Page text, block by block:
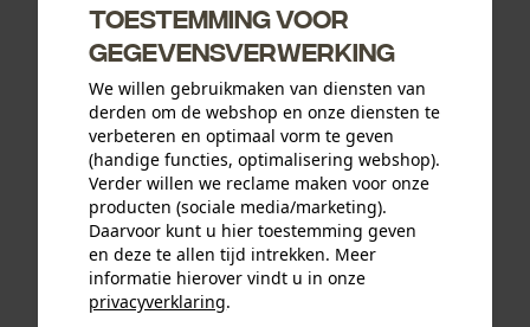
Oregon ringtandwiel 325, 7
tanden incl. aandrijfring bijv.
geschikt voor Jonsered
PSS functionele jas X-treme
Toestemming voor
gegevensverwerking
We willen gebruikmaken van diensten van
derden om de webshop en onze diensten te
verbeteren en optimaal vorm te geven
(handige functies, optimalisering webshop).
Verder willen we reclame maken voor onze
producten (sociale media/marketing).
Daarvoor kunt u hier toestemming geven
en deze te allen tijd intrekken. Meer
informatie hierover vindt u in onze
privacyverklaring.